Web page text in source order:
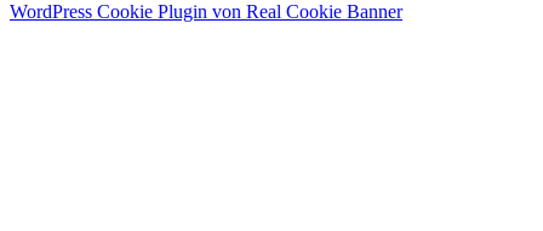
WordPress Cookie Plugin von Real Cookie Banner